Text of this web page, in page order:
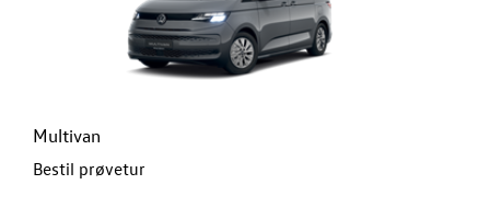
Multivan
Bestil prøvetur